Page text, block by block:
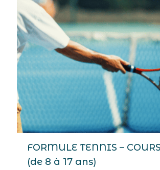
FORMULE TENNIS –
(de 8 à 17 ans)